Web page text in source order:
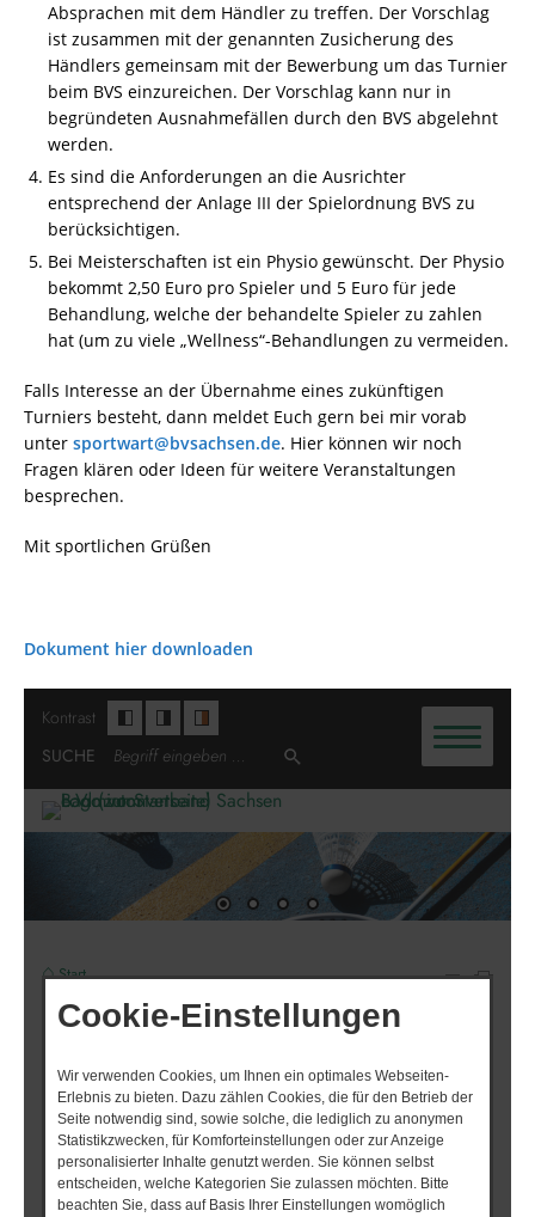
Absprachen mit dem Händler zu treffen. Der Vorschlag
ist zusammen mit der genannten Zusicherung des
Händlers gemeinsam mit der Bewerbung um das Turnier
beim BVS einzureichen. Der Vorschlag kann nur in
begründeten Ausnahmefällen durch den BVS abgelehnt
werden.
Es sind die Anforderungen an die Ausrichter
entsprechend der Anlage III der Spielordnung BVS zu
berücksichtigen.
Bei Meisterschaften ist ein Physio gewünscht. Der Physio
bekommt 2,50 Euro pro Spieler und 5 Euro für jede
Behandlung, welche der behandelte Spieler zu zahlen
hat (um zu viele „Wellness“-Behandlungen zu vermeiden.
Falls Interesse an der Übernahme eines zukünftigen
Turniers besteht, dann meldet Euch gern bei mir vorab
unter sportwart@bvsachsen.de. Hier können wir noch
Fragen klären oder Ideen für weitere Veranstaltungen
besprechen.
Mit sportlichen Grüßen
Dokument hier downloaden